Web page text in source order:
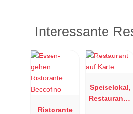
Interessante
Ristorante
Speiselokal,
Restaurant "